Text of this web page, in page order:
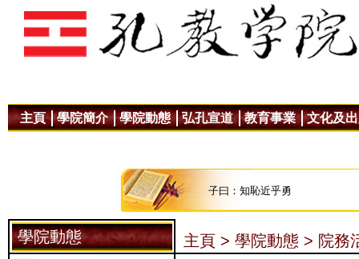
主頁 學院簡介 學院動態 弘孔宣道 教育事業 文化及
子曰：知恥近乎勇
學院動態 主頁 > 學院動態 > 院務